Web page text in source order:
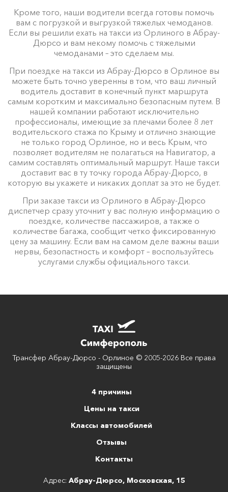
Кроме того, наши водители всегда готовы помочь
вам с погрузкой и выгрузкой тяжелых чемоданов.
Если вы решили ехать на такси из Орлиного в Абрау-
Дюрсо и вам некому помочь с тяжелыми
чемоданами – это сделаем мы.
При поездке на такси из Абрау-Дюрсо в Орлиное вы
можете быть точно уверенны в том, что ваш личный
водитель доставит в конечный пункт маршрута
самым коротким и максимально безопасным путем. В
нашей компании работают исключительно
профессионалы, имеющие за плечами более 8 лет
водительского стажа по Крыму и отлично знающие
не только город Орлиное, но и весь Крым, что
позволяет водителям не полагаться на Навигатор, а
самим составлять оптимальный маршрут. Наше такси
доставит вас в ту точку города Абрау-Дюрсо, в
которую вы укажете и никаких доплат за это не будет.
При заказе такси из Орлиного в Абрау-Дюрсо
диспетчер сразу уточнит у вас полную информацию о
поездке, количестве пассажиров, а также о
количестве багажа, сообщит четко фиксированную
цену за машину. Если вам на самом деле важны ваши
нервы, безопастность и комфорт – воспользуйтесь
услугами службы официального такси.
Трансфер Абрау-Дюрсо - Орлиное © 2005-2026 Все права
защищены
4 причины
Цены на такси
Классы автомобилей
Отзывы
Контакты
Адрес: Абрау-Дюрсо, Московская, 15